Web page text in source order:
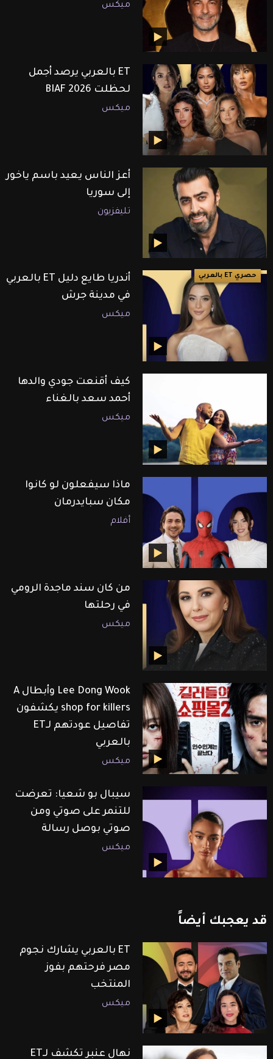
ميكس
ET بالعربي يرصد أجمل
لحظلت BIAF 2026
ميكس
أعز الناس يعيد باسم ياخور
إلى سوريا
تليفزيون
حصري ET بالعربي
أندريا طايع دليل ET بالعربي
في مدينة جرش
ميكس
كيف أقنعت جودي والدها
أحمد سعد بالغناء
ميكس
ماذا سيفعلون لو كانوا
مكان سبايدرمان
أفلام
من كان سند ماجدة الرومي
في رحلتها
ميكس
Lee Dong Wook وأبطال A
shop for killers يكشفون
تفاصيل عودتهم لـET
بالعربي
ميكس
سيبال بو شعيا: تعرضت
للتنمر على صوتي ومن
صوتي بوصل رسالة
ميكس
قد يعجبك أيضاً
ET بالعربي يشارك نجوم
مصر فرحتهم بفوز
المنتخب
ميكس
نهال عنبر تكشف لـET